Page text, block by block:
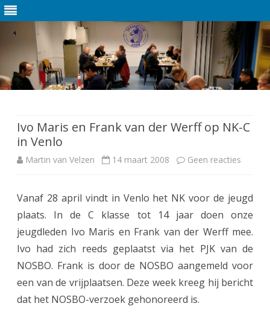
de
inhoud
Ivo Maris en Frank van der Werff op NK-C
in Venlo
Martin van Velzen 14 maart 2008 Geen reacties
I
o
M
a
Vanaf 28 april vindt in Venlo het NK voor de jeugd
plaats. In de C klasse tot 14 jaar doen onze
jeugdleden Ivo Maris en Frank van der Werff mee.
Ivo had zich reeds geplaatst via het PJK van de
NOSBO. Frank is door de NOSBO aangemeld voor
een van de vrijplaatsen. Deze week kreeg hij bericht
dat het NOSBO-verzoek gehonoreerd is.